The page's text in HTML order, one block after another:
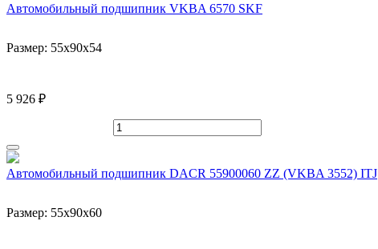
Автомобильный подшипник VKBA 6570 SKF
Размер: 55x90x54
5 926 ₽
Автомобильный подшипник DACR 55900060 ZZ (VKBA 3552) ITJ
Размер: 55x90x60